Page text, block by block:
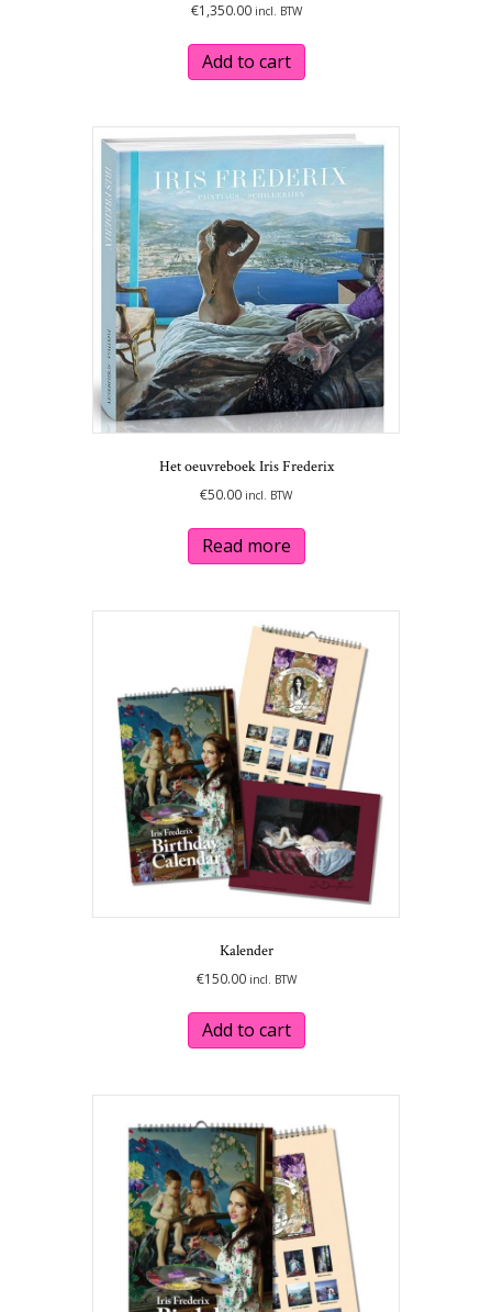
€1,350.00 incl. BTW
Add to cart
Het oeuvreboek Iris Frederix
€50.00 incl. BTW
Read more
Kalender
€150.00 incl. BTW
Add to cart